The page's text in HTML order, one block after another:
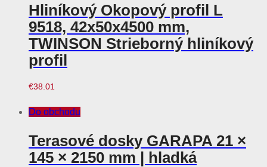
Hliníkový Okopový profil L
9518, 42x50x4500 mm,
TWINSON Strieborný hliníkový
profil
€38.01
Do obchodu
Terasové dosky GARAPA 21 ×
145 × 2150 mm | hladká